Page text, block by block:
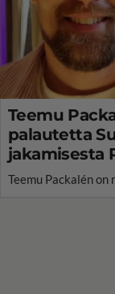
Teemu
palautetta
jakamisesta
Teemu Packalén